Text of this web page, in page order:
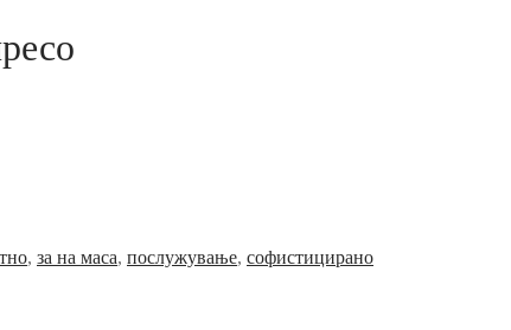
, за на маса, послужување, софистицирано